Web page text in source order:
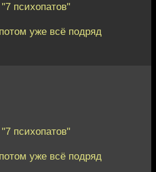
психопатов"
уже всё подряд
психопатов"
уже всё подряд